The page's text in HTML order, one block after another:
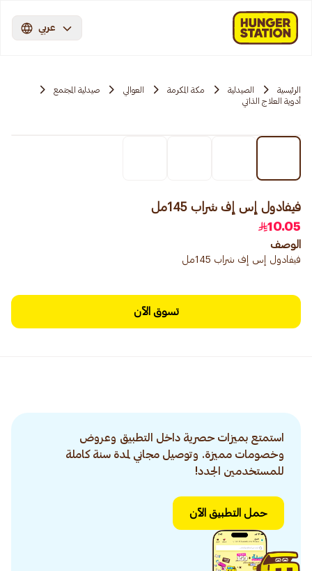
عربي
الرئيسية الصيدلية مكة المكرمة العوالي
صيدلية المجتمع
أدوية العلاج الذاتي
فيفادول إس إف شراب 145مل
10.05
الوصف
فيفادول إس إف شراب 145مل
تسوق الآن
استمتع بميزات حصرية داخل التطبيق وعروض
وخصومات مميزة. وتوصيل مجاني لمدة سنة كاملة
للمستخدمين الجدد!
حمل التطبيق الآن